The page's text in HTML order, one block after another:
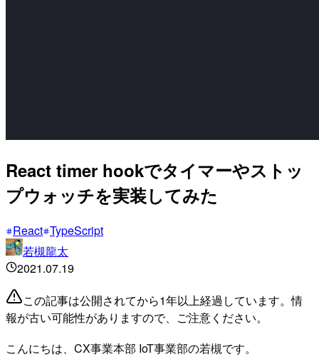
React timer hookでタイマーやストッ
プウォッチを実装してみた
React TypeScript
若槻龍太
2021.07.19
この記事は公開されてから1年以上経過しています。情
報が古い可能性がありますので、ご注意ください。
こんにちは、CX事業本部 IoT事業部の若槻です。